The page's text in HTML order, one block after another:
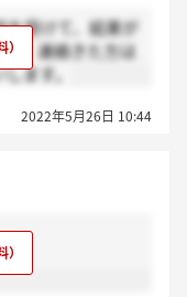
受けて、結果が
。連絡きた方は
ます。
2022年5月26日 10:44